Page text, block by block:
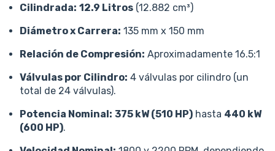
Cilindrada: 12.9 Litros (12.882 cm³)
Diámetro x Carrera: 135 mm x 150 mm
Relación de Compresión: Aproximadamente 16.5:1
Válvulas por Cilindro: 4 válvulas por cilindro (un
total de 24 válvulas).
Potencia Nominal: 375 kW (510 HP) hasta 440 kW
(600 HP).